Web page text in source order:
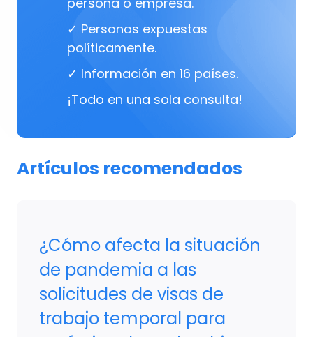
✓ Personas expuestas
políticamente.
✓ Información en 16 países.
¡Todo en una sola consulta!
Artículos recomendados
¿Cómo afecta la situación
de pandemia a las
solicitudes de visas de
trabajo temporal para